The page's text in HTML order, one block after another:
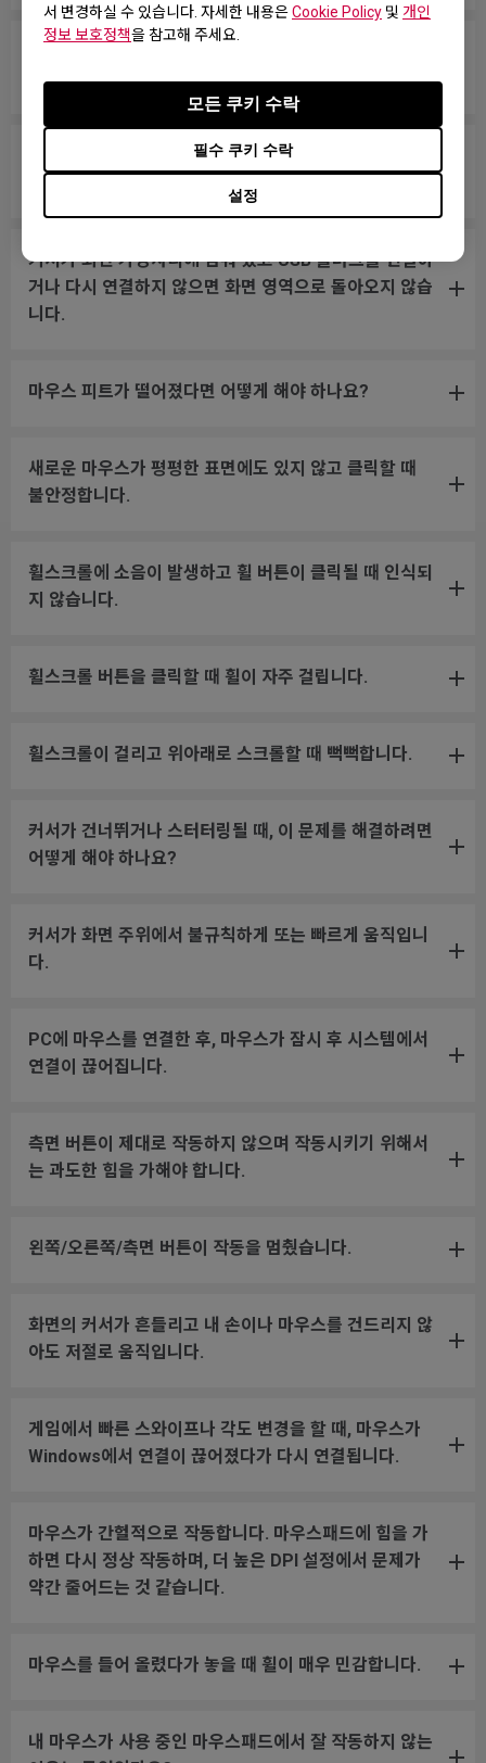
서 변경하실 수 있습니다. 자세한 내용은Cookie Policy 및 개인
정보 보호정책을 참고해 주세요.
설정
필수 쿠키 수락
모든 쿠키 수락
납니다.
내 마우스가 PC에서 인식되지 않습니다. 메시지에는 "알
수 없는 USB-장치"라고 표시됩니다.
커서가 화면 가장자리에 멈춰 있고 USB 플러그를 연결하
거나 다시 연결하지 않으면 화면 영역으로 돌아오지 않습
니다.
마우스 피트가 떨어졌다면 어떻게 해야 하나요?
새로운 마우스가 평평한 표면에도 있지 않고 클릭할 때
불안정합니다.
휠스크롤에 소음이 발생하고 휠 버튼이 클릭될 때 인식되
지 않습니다.
휠스크롤 버튼을 클릭할 때 휠이 자주 걸립니다.
휠스크롤이 걸리고 위아래로 스크롤할 때 뻑뻑합니다.
커서가 건너뛰거나 스터터링될 때, 이 문제를 해결하려면
어떻게 해야 하나요?
커서가 화면 주위에서 불규칙하게 또는 빠르게 움직입니
다.
PC에 마우스를 연결한 후, 마우스가 잠시 후 시스템에서
연결이 끊어집니다.
측면 버튼이 제대로 작동하지 않으며 작동시키기 위해서
는 과도한 힘을 가해야 합니다.
왼쪽/오른쪽/측면 버튼이 작동을 멈췄습니다.
화면의 커서가 흔들리고 내 손이나 마우스를 건드리지 않
아도 저절로 움직입니다.
게임에서 빠른 스와이프나 각도 변경을 할 때, 마우스가
Windows에서 연결이 끊어졌다가 다시 연결됩니다.
마우스가 간헐적으로 작동합니다. 마우스패드에 힘을 가
하면 다시 정상 작동하며, 더 높은 DPI 설정에서 문제가
약간 줄어드는 것 같습니다.
마우스를 들어 올렸다가 놓을 때 휠이 매우 민감합니다.
내 마우스가 사용 중인 마우스패드에서 잘 작동하지 않는